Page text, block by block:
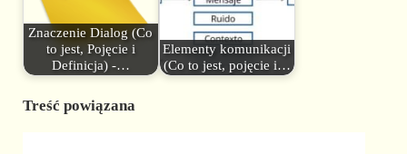
Znaczenie Dialog (Co
to jest, Pojęcie i
Definicja) -…
Elementy komunikacji
(Co to jest, pojęcie i…
Treść powiązana